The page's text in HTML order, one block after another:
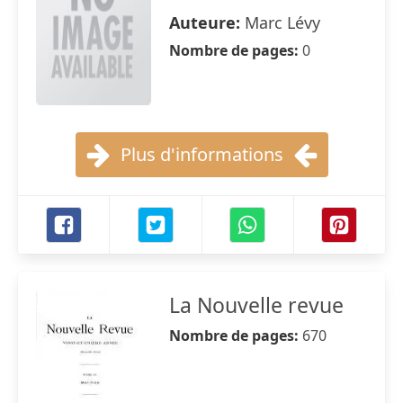
Auteure: Marc Lévy
Nombre de pages: 0
Plus d'informations
La Nouvelle revue
Nombre de pages: 670